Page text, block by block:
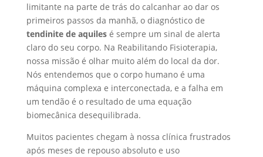
limitante na parte de trás do calcanhar ao dar os
primeiros passos da manhã, o diagnóstico de
tendinite de aquilesé sempre um sinal de alerta
claro do seu corpo. Na Reabilitando Fisioterapia,
nossa missão é olhar muito além do local da dor.
Nós entendemos que o corpo humano é uma
máquina complexa e interconectada, e a falha em
um tendão é o resultado de uma equação
biomecânica desequilibrada.
Muitos pacientes chegam à nossa clínica frustrados
após meses de repouso absoluto e uso